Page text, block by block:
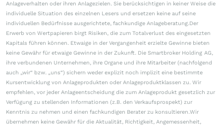
Anlageverhalten oder ihren Anlagezielen. Sie berücksichtigen in keiner Weise die
individuelle Situation des einzelnen Lesers und ersetzen keine auf seine
individuellen Bedürfnisse ausgerichtete, fachkundige Anlageberatung.Der
Erwerb von Wertpapieren birgt Risiken, die zum Totalverlust des eingesetzten
Kapitals führen können. Etwaige in der Vergangenheit erzielte Gewinne bieten
keine Gewähr für etwaige Gewinne in der Zukunft. Die Smartbroker Holding AG,
ihre verbundenen Unternehmen, ihre Organe und ihre Mitarbeiter (nachfolgend
auch „wir“ bzw. „uns“) sichern weder explizit noch implizit eine bestimmte
Kursentwicklung von Anlageprodukten oder Anlageproduktklassen zu. Wir
empfehlen, vor jeder Anlageentscheidung die zum Anlageprodukt gesetzlich zur
Verfügung zu stellenden Informationen (z.B. den Verkaufsprospekt) zur
Kenntnis zu nehmen und einen fachkundigen Berater zu konsultieren.Wir
übernehmen keine Gewähr für die Aktualität, Richtigkeit, Angemessenheit,